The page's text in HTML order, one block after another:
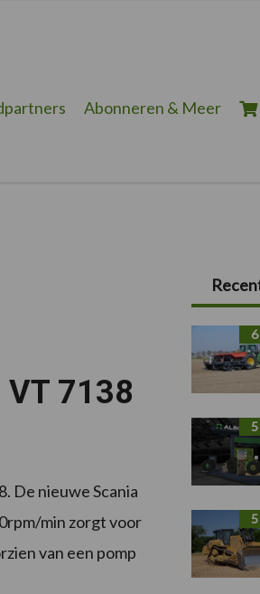
Abonneren & Meer
7138
De nieuwe Scania
min zorgt voor
van een pomp